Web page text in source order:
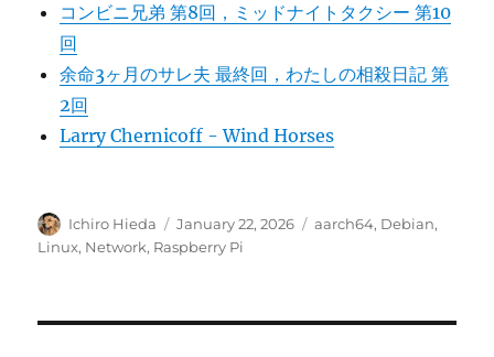
コンビニ兄弟 第8回，ミッドナイトタクシー 第10
回
余命3ヶ月のサレ夫 最終回，わたしの相殺日記 第
2回
Larry Chernicoff - Wind Horses
Author
Ichiro Hieda
Posted
on
January 22, 2026 Categories
aarch64, Debian,
Linux, Network, Raspberry Pi